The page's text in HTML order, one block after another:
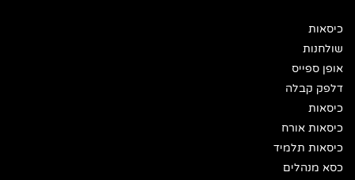
כיסאות
שולחנות
אופן ספייס
דלפק קבלה
כיסאות
כיסאות אורח
כיסאות תלמיד
כסא מנהלים